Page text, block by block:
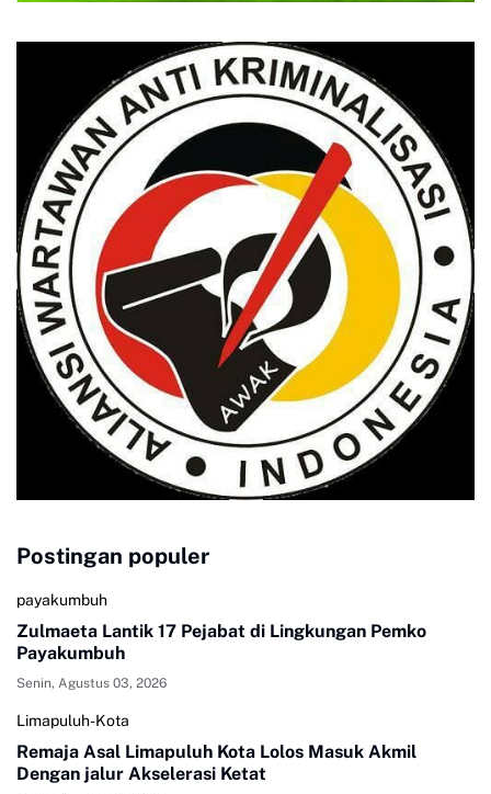
Postingan populer
payakumbuh
Zulmaeta Lantik 17 Pejabat di Lingkungan Pemko
Payakumbuh
Senin, Agustus 03, 2026
Limapuluh-Kota
Remaja Asal Limapuluh Kota Lolos Masuk Akmil
Dengan jalur Akselerasi Ketat